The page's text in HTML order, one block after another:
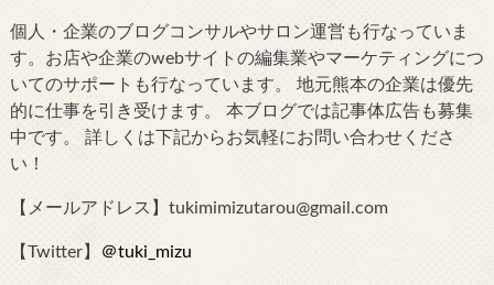
個人・企業のブログコンサルやサロン運営も行なっていま
す。お店や企業のwebサイトの編集業やマーケティングにつ
いてのサポートも行なっています。 地元熊本の企業は優先
的に仕事を引き受けます。 本ブログでは記事体広告も募集
中です。 詳しくは下記からお気軽にお問い合わせくださ
い！
【メールアドレス】tukimimizutarou@gmail.com
【Twitter】 ＠tuki_mizu